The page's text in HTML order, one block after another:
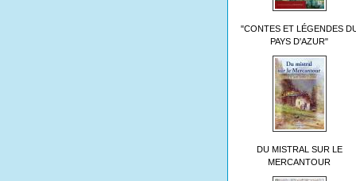
"CONTES ET LÉGENDES
PAYS D'AZUR"
DU MISTRAL SUR LE
MERCANTOUR